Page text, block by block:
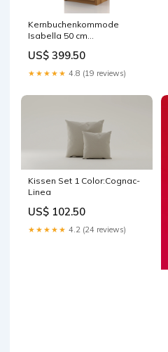
Kernbuchenkommode
Isabella 50 cm
US$ 399.50
★★★★★ 4.8 (19 reviews)
Kissen Set 1 Color:Cognac-
Linea
US$ 102.50
★★★★★ 4.2 (24 reviews)